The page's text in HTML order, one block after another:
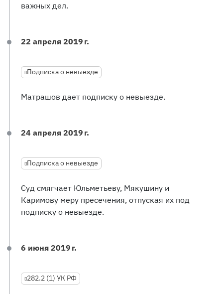
важных дел.
22 апреля 2019 г.
Подписка о невыезде
Матрашов дает подписку о невыезде.
24 апреля 2019 г.
Подписка о невыезде
Суд смягчает Юльметьеву, Мякушину и
Каримову меру пресечения, отпуская их под
подписку о невыезде.
6 июня 2019 г.
282.2 (1) УК РФ